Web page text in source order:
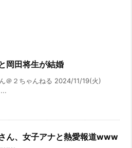
岡田将生が結婚
＠２ちゃんねる 2024/11/19(火)
ん、女子アナと熱愛報道www